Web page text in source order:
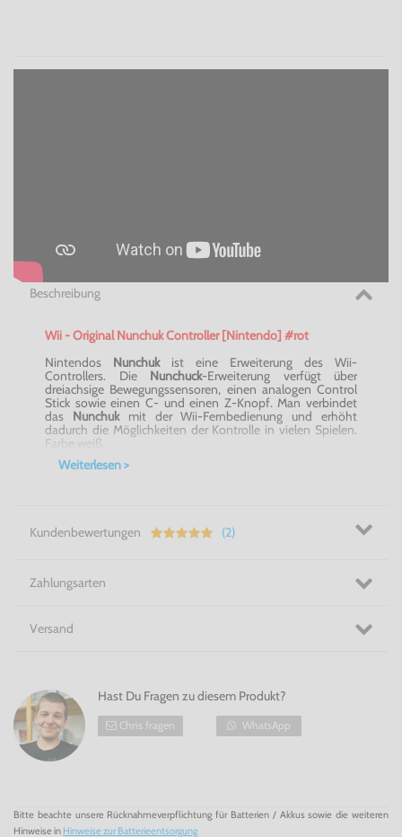
Beschreibung
Wii - Original Nunchuk Controller [Nintendo] #rot
Nintendos Nunchuk ist eine Erweiterung des Wii-
Controllers. Die Nunchuck-Erweiterung verfügt über
dreiachsige Bewegungssensoren, einen analogen Control
Stick sowie einen C- und einen Z-Knopf. Man verbindet
das Nunchuk mit der Wii-Fernbedienung und erhöht
dadurch die Möglichkeiten der Kontrolle in vielen Spielen.
Farbe weiß.
Weiterlesen >
Kundenbewertungen (2)
Zahlungsarten
Versand
Hast Du Fragen zu diesem Produkt?
Chris fragen WhatsApp
Bitte beachte unsere Rücknahmeverpflichtung für Batterien / Akkus sowie die weiteren
Hinweise in Hinweise zur Batterieentsorgung